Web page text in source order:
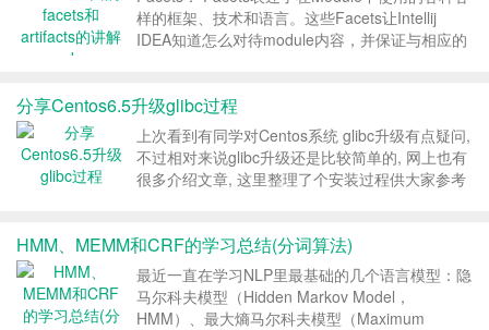
样的框架、技术和语言。这些Facets让Intellij
IDEA知道怎么对待module内容，并保证与相应的
各...
分享Centos6.5升级glibc过程
上次看到有同学对Centos系统 glibc升级有点疑问,
不过相对来说glibc升级还是比较简单的, 网上也有
很多介绍文章, 这里整理了个安装过程供大家参考
HMM、MEMM和CRF的学习总结(分词算法)
最近一直在学习NLP里最基础的几个语言模型：隐
马尔科夫模型（Hidden Markov Model，
HMM）、最大熵马尔科夫模型（Maximum